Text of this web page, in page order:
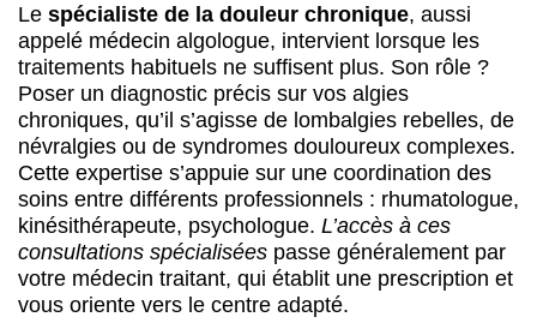
Le spécialiste de la douleur chronique, aussi
appelé médecin algologue, intervient lorsque les
traitements habituels ne suffisent plus. Son rôle ?
Poser un diagnostic précis sur vos algies
chroniques, qu’il s’agisse de lombalgies rebelles, de
névralgies ou de syndromes douloureux complexes.
Cette expertise s’appuie sur une coordination des
soins entre différents professionnels : rhumatologue,
kinésithérapeute, psychologue. L’accès à ces
consultations spécialisées passe généralement par
votre médecin traitant, qui établit une prescription et
vous oriente vers le centre adapté.